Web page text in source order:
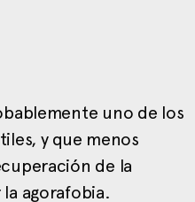
uno de los
y que menos
de la
agorafobia.